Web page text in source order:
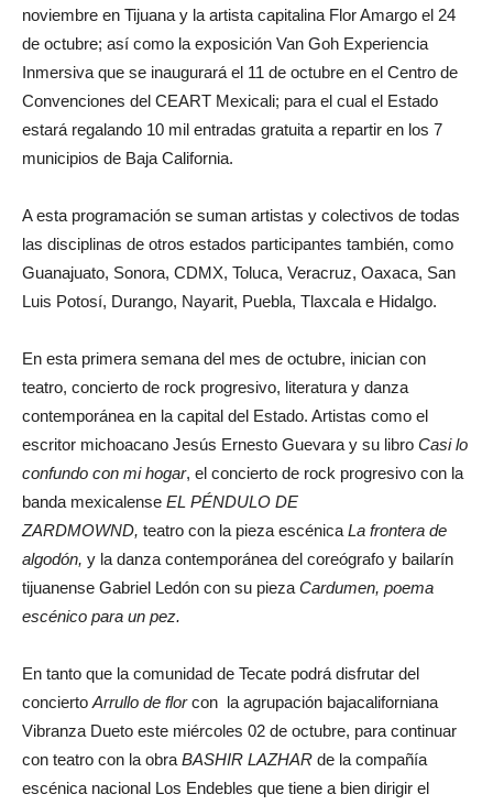
noviembre en Tijuana y la artista capitalina Flor Amargo el 24
de octubre; así como la exposición Van Goh Experiencia
Inmersiva que se inaugurará el 11 de octubre en el Centro de
Convenciones del CEART Mexicali; para el cual el Estado
estará regalando 10 mil entradas gratuita a repartir en los 7
municipios de Baja California.
A esta programación se suman artistas y colectivos de todas
las disciplinas de otros estados participantes también, como
Guanajuato, Sonora, CDMX, Toluca, Veracruz, Oaxaca, San
Luis Potosí, Durango, Nayarit, Puebla, Tlaxcala e Hidalgo.
En esta primera semana del mes de octubre, inician con
teatro, concierto de rock progresivo, literatura y danza
contemporánea en la capital del Estado. Artistas como el
escritor michoacano Jesús Ernesto Guevara y su libro Casi lo
confundo con mi hogar, el concierto de rock progresivo con la
banda mexicalense EL PÉNDULO DE
ZARDMOWND, teatro con la pieza escénica La frontera de
algodón, y la danza contemporánea del coreógrafo y bailarín
tijuanense Gabriel Ledón con su pieza Cardumen, poema
escénico para un pez.
En tanto que la comunidad de Tecate podrá disfrutar del
concierto Arrullo de florcon la agrupación bajacaliforniana
Vibranza Dueto este miércoles 02 de octubre, para continuar
con teatro con la obra BASHIR LAZHAR de la compañía
escénica nacional Los Endebles que tiene a bien dirigir el